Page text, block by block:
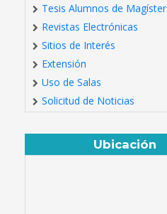
Tesis Alumnos de Magíster
Revistas Electrónicas
Sitios de Interés
Extensión
Uso de Salas
Solicitud de Noticias
Ubicación